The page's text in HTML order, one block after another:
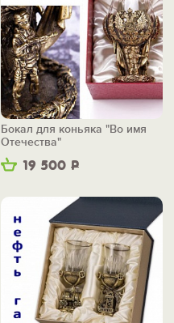
19 500 Р
Бокал для коньяка "Во имя
Отечества"